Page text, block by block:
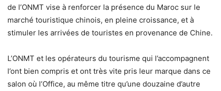
de l’ONMT vise à renforcer la présence du Maroc sur le
marché touristique chinois, en pleine croissance, et à
stimuler les arrivées de touristes en provenance de Chine.
L’ONMT et les opérateurs du tourisme qui l’accompagnent
l’ont bien compris et ont très vite pris leur marque dans ce
salon où l’Office, au même titre qu’une douzaine d’autre